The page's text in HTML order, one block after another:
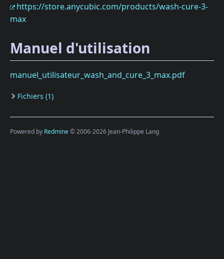
https://store.anycubic.com/products/wash-cure-3-
max
Manuel d'utilisation
manuel_utilisateur_wash_and_cure_3_max.pdf
Fichiers (1)
Powered by Redmine© 2006-2026 Jean-Philippe Lang